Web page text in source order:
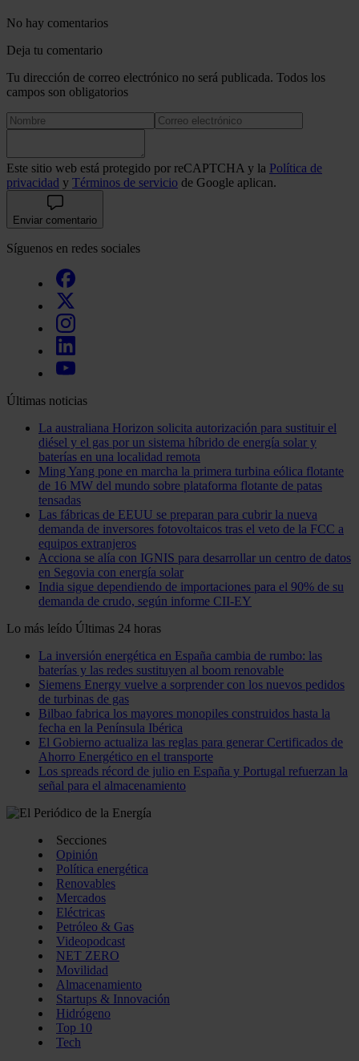
No hay comentarios
Deja tu comentario
Tu dirección de correo electrónico no será publicada. Todos los
campos son obligatorios
Este sitio web está protegido por reCAPTCHA y la Política de
privacidad y Términos de servicio de Google aplican.
Enviar comentario
Síguenos en redes sociales
Últimas noticias
La australiana Horizon solicita autorización para sustituir el
diésel y el gas por un sistema híbrido de energía solar y
baterías en una localidad remota
Ming Yang pone en marcha la primera turbina eólica flotante
de 16 MW del mundo sobre plataforma flotante de patas
tensadas
Las fábricas de EEUU se preparan para cubrir la nueva
demanda de inversores fotovoltaicos tras el veto de la FCC a
equipos extranjeros
Acciona se alía con IGNIS para desarrollar un centro de datos
en Segovia con energía solar
India sigue dependiendo de importaciones para el 90% de su
demanda de crudo, según informe CII-EY
Lo más leído Últimas 24 horas
La inversión energética en España cambia de rumbo: las
baterías y las redes sustituyen al boom renovable
Siemens Energy vuelve a sorprender con los nuevos pedidos
de turbinas de gas
Bilbao fabrica los mayores monopiles construidos hasta la
fecha en la Península Ibérica
El Gobierno actualiza las reglas para generar Certificados de
Ahorro Energético en el transporte
Los spreads récord de julio en España y Portugal refuerzan la
señal para el almacenamiento
Secciones
Opinión
Política energética
Renovables
Mercados
Eléctricas
Petróleo & Gas
Videopodcast
NET ZERO
Movilidad
Almacenamiento
Startups & Innovación
Hidrógeno
Top 10
Tech